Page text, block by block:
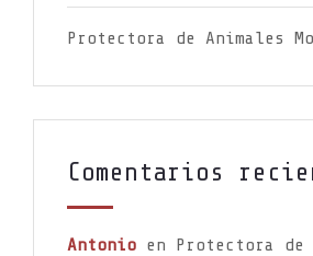
Protectora de Animales
Comentarios
Antonio en Protectora de